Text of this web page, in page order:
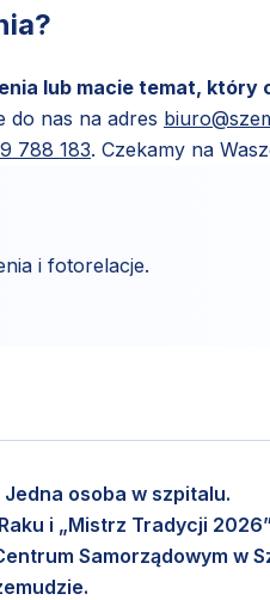
lub macie temat, który
do nas na adres
788 183. Czekamy na
i fotorelacje.
osoba w szpitalu.
i „Mistrz Tradycji
Samorządowym w